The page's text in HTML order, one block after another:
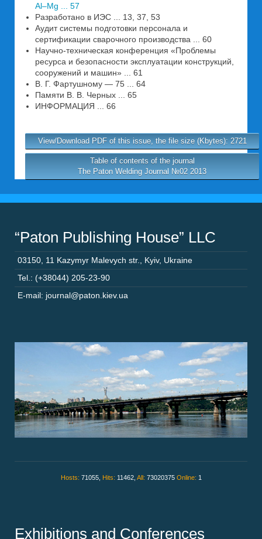
Al–Mg ... 57
Разработано в ИЭС ... 13, 37, 53
Аудит системы подготовки персонала и
сертификации сварочного производства ... 60
Научно-техническая конференция «Проблемы
ресурса и безопасности эксплуатации конструкций,
сооружений и машин» ... 61
В. Г. Фартушному — 75 ... 64
Памяти В. В. Черных ... 65
ИНФОРМАЦИЯ ... 66
View/Download PDF of this issue, the file size (Kbytes): 2721
Table of contents of the journal
The Paton Welding Journal №02 2013
“Paton Publishing House” LLC
03150 11 Kazymyr Malevych str. Kyiv, Ukraine
Tel.: (+38044) 205-23-90
E-mail: journal@paton.kiev.ua
Hosts: 71055, Hits: 11462, All: 73020375 Online: 1
Exhibitions and Conferences